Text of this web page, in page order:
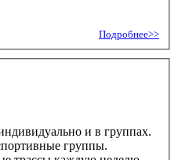
Подробнее>>
и в группах.
группы.